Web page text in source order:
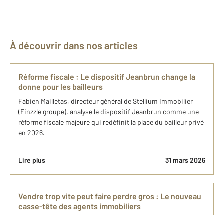
À découvrir dans nos articles
Réforme fiscale : Le dispositif Jeanbrun change la
donne pour les bailleurs
Fabien Mailletas, directeur général de Stellium Immobilier
(Finzzle groupe), analyse le dispositif Jeanbrun comme une
réforme fiscale majeure qui redéfinit la place du bailleur privé
en 2026.
Lire plus 31 mars 2026
Vendre trop vite peut faire perdre gros : Le nouveau
casse-tête des agents immobiliers